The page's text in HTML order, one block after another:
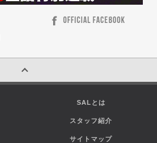
OFFICIAL FACEBOOK
SALとは
スタッフ紹介
サイトマップ